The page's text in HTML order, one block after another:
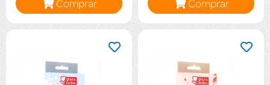
Comprar
Comprar